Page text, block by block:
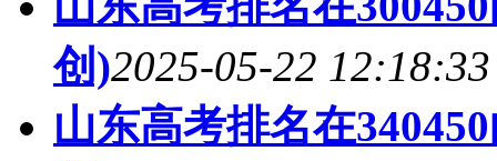
创)2025-05-22 12:18:33
山东高考排名在